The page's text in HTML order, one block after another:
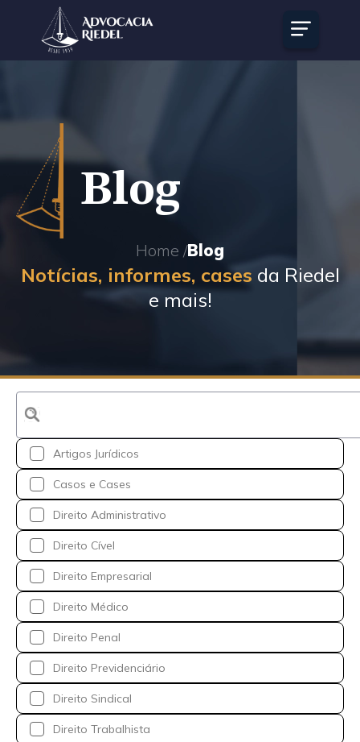
Blog
Home /Blog
Notícias, informes, cases da Riedel
e mais!
Artigos Jurídicos
Casos e Cases
Direito Administrativo
Direito Cível
Direito Empresarial
Direito Médico
Direito Penal
Direito Previdenciário
Direito Sindical
Direito Trabalhista